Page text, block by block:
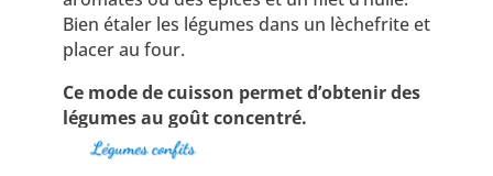
Bien étaler les légumes dans un lèchefrite et
placer au four.
Ce mode de cuisson permet d’obtenir des
légumes au goût concentré.